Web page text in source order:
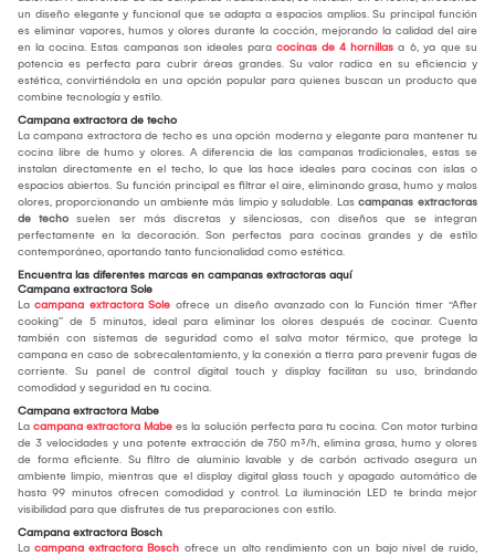
un diseño elegante y funcional que se adapta a espacios amplios. Su principal función
es eliminar vapores, humos y olores durante la cocción, mejorando la calidad del aire
en la cocina. Estas campanas son ideales para cocinas de 4 hornillas a 6, ya que su
potencia es perfecta para cubrir áreas grandes. Su valor radica en su eficiencia y
estética, convirtiéndola en una opción popular para quienes buscan un producto que
combine tecnología y estilo.
Campana extractora de techo
La campana extractora de techo es una opción moderna y elegante para mantener tu
cocina libre de humo y olores. A diferencia de las campanas tradicionales, estas se
instalan directamente en el techo, lo que las hace ideales para cocinas con islas o
espacios abiertos. Su función principal es filtrar el aire, eliminando grasa, humo y malos
olores, proporcionando un ambiente más limpio y saludable. Las campanas extractoras
de techo suelen ser más discretas y silenciosas, con diseños que se integran
perfectamente en la decoración. Son perfectas para cocinas grandes y de estilo
contemporáneo, aportando tanto funcionalidad como estética.
Encuentra las diferentes marcas en campanas extractoras aquí
Campana extractora Sole
La campana extractora Sole ofrece un diseño avanzado con la Función timer “After
cooking” de 5 minutos, ideal para eliminar los olores después de cocinar. Cuenta
también con sistemas de seguridad como el salva motor térmico, que protege la
campana en caso de sobrecalentamiento, y la conexión a tierra para prevenir fugas de
corriente. Su panel de control digital touch y display facilitan su uso, brindando
comodidad y seguridad en tu cocina.
Campana extractora Mabe
La campana extractora Mabe es la solución perfecta para tu cocina. Con motor turbina
de 3 velocidades y una potente extracción de 750 m³/h, elimina grasa, humo y olores
de forma eficiente. Su filtro de aluminio lavable y de carbón activado asegura un
ambiente limpio, mientras que el display digital glass touch y apagado automático de
hasta 99 minutos ofrecen comodidad y control. La iluminación LED te brinda mejor
visibilidad para que disfrutes de tus preparaciones con estilo.
Campana extractora Bosch
La campana extractora Bosch ofrece un alto rendimiento con un bajo nivel de ruido,